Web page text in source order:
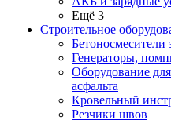
Ещё 3
Строительное
Бетоносмесители
Генераторы,
Оборудование
асфальта
Кровельный
Резчики швов